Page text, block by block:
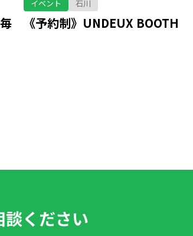
イベント 石川
《予約制》UNDEUX BOOTH
ください